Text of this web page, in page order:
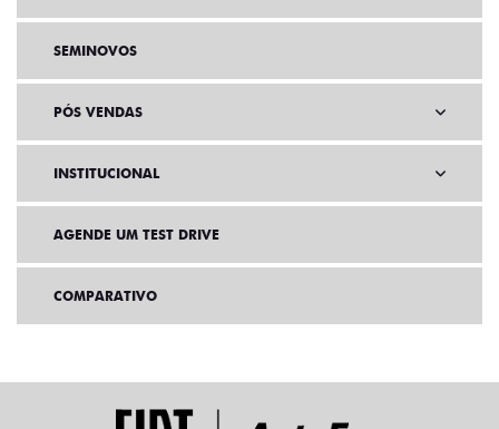
SEMINOVOS
PÓS VENDAS
INSTITUCIONAL
AGENDE UM TEST DRIVE
COMPARATIVO